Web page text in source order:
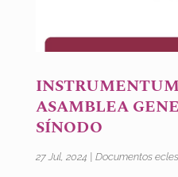
ASAMBLEA
SÍNODO
27 Jul, 2024 Documentos